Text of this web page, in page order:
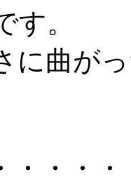
す。
に曲が
・・・